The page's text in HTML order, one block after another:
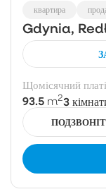
квартира
Gdynia,
Щомісячний
93.5 m23